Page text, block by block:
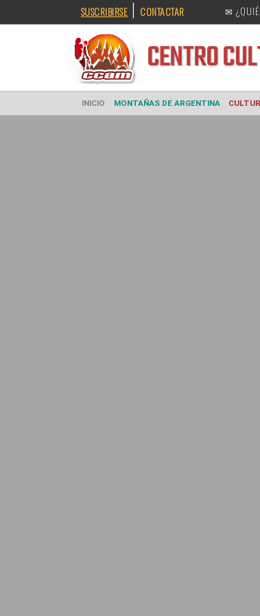
SUSCRIBIRSE | CONTACTAR ✉
CENTRO
INICIO MONTAÑAS DE ARGENTINA